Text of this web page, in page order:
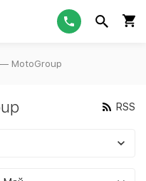
MotoGroup
RSS